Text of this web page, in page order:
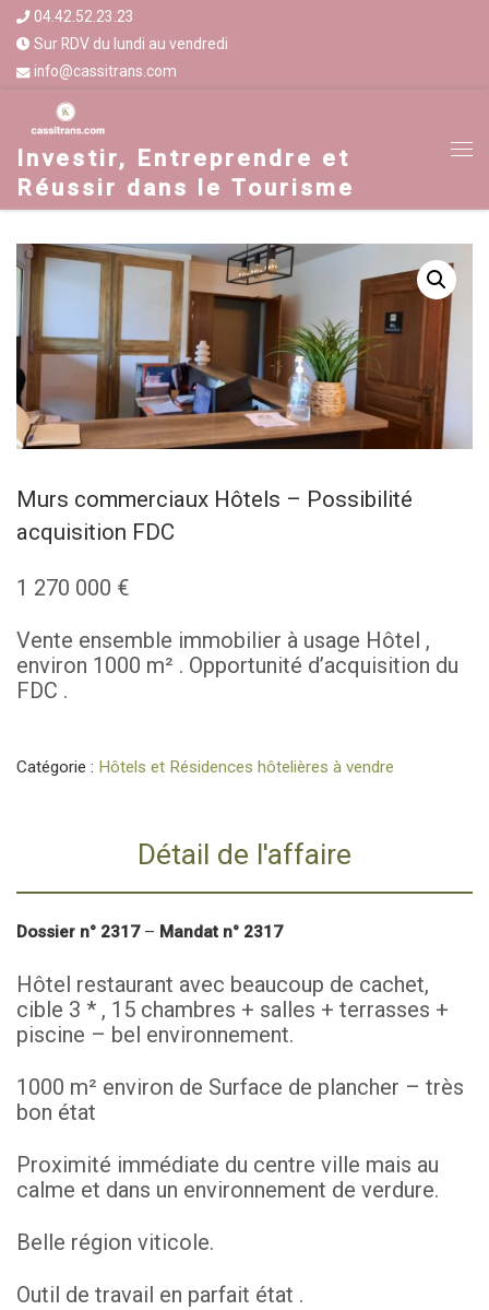
04.42.52.23.23
Sur RDV du lundi au vendredi
info@cassitrans.com
Investir, Entreprendre et
Réussir dans le Tourisme
Murs commerciaux Hôtels – Possibilité
acquisition FDC
1 270 000 €
Vente ensemble immobilier à usage Hôtel ,
environ 1000 m² . Opportunité d’acquisition du
FDC .
Catégorie : Hôtels et Résidences hôtelières à vendre
Détail de l'affaire
Dossier n° 2317– Mandat n° 2317
Hôtel restaurant avec beaucoup de cachet,
cible 3 * , 15 chambres + salles + terrasses +
piscine – bel environnement.
1000 m² environ de Surface de plancher – très
bon état
Proximité immédiate du centre ville mais au
calme et dans un environnement de verdure.
Belle région viticole.
Outil de travail en parfait état .